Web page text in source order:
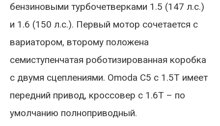
бензиновыми турбочетверками 1.5 (147 л.с.)
и 1.6 (150 л.с.). Первый мотор сочетается с
вариатором, второму положена
семиступенчатая роботизированная коробка
с двумя сцеплениями. Omoda C5 с 1.5T имеет
передний привод, кроссовер с 1.6T – по
умолчанию полноприводный.